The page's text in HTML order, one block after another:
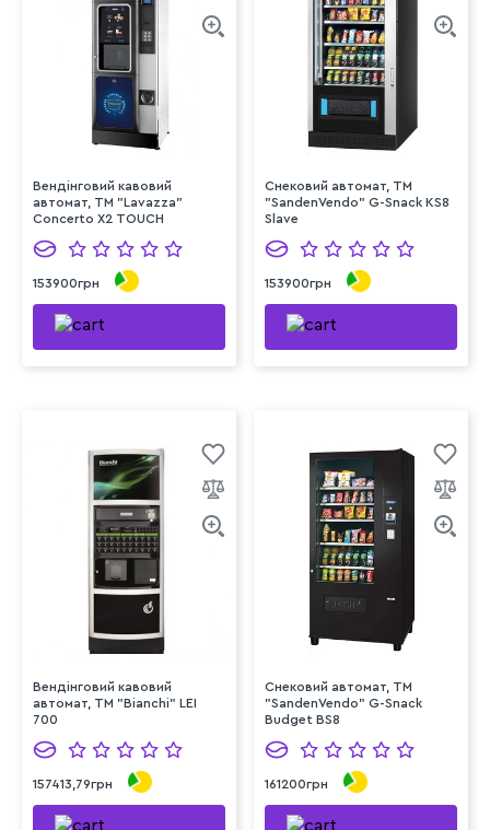
Вендінговий кавовий
автомат, ТМ "Lavazza"
Concerto Х2 TOUCH
153900грн
Снековий автомат, TM
"SandenVendo" G-Snack KS8
Slave
153900грн
Вендінговий кавовий
автомат, ТМ "Bianchi" LEI
700
157413,79грн
Снековий автомат, TM
"SandenVendo" G-Snack
Budget BS8
161200грн